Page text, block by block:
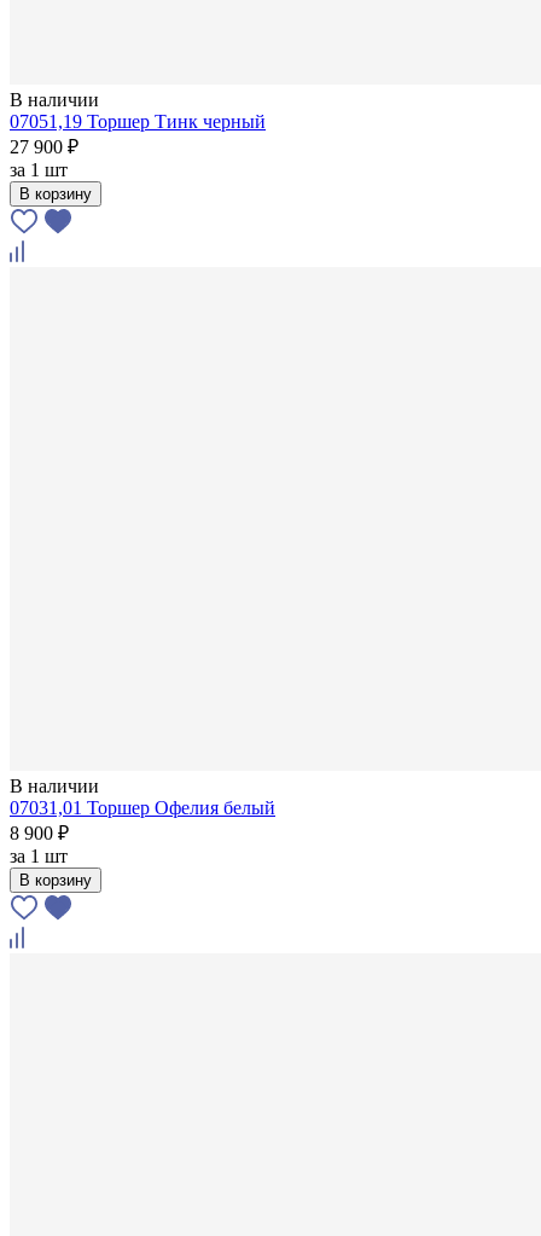
В наличии
07051,19 Торшер Тинк черный
27 900 ₽
за 1 шт
В корзину
В наличии
07031,01 Торшер Офелия белый
8 900 ₽
за 1 шт
В корзину